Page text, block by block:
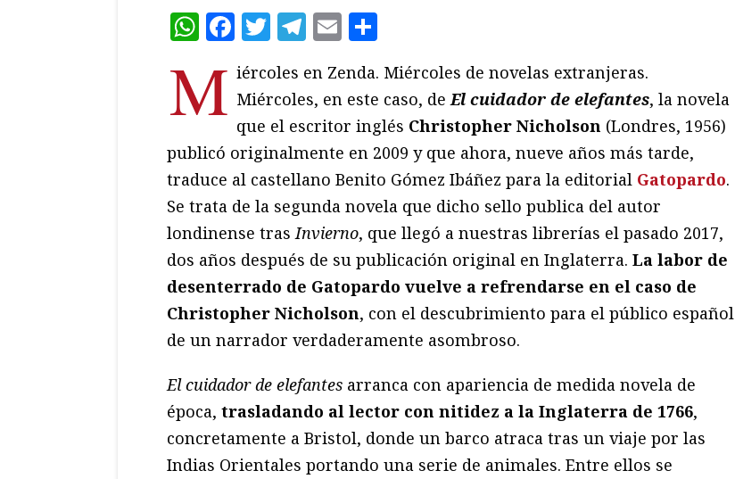
WhatsApp
Facebook
Twitter
Telegram
Email
M iércoles en Zenda. Miércoles de novelas extranjeras.
Miércoles, en este caso, deEl cuidador de elefantes, la novela
que el escritor inglés Christopher Nicholson (Londres, 1956)
publicó originalmente en 2009 y que ahora, nueve años más tarde,
traduce al castellano Benito Gómez Ibáñez para la editorial Gatopardo.
Se trata de la segunda novela que dicho sello publica del autor
londinense trasInvierno, que llegó a nuestras librerías el pasado 2017,
dos años después de su publicación original en Inglaterra. La labor de
desenterrado de Gatopardo vuelve a refrendarse en el caso de
Christopher Nicholson, con el descubrimiento para el público español
de un narrador verdaderamente asombroso.
El cuidador de elefantes arranca con apariencia de medida novela de
época, trasladando al lector con nitidez a la Inglaterra de 1766,
concretamente a Bristol, donde un barco atraca tras un viaje por las
Indias Orientales portando una serie de animales. Entre ellos se